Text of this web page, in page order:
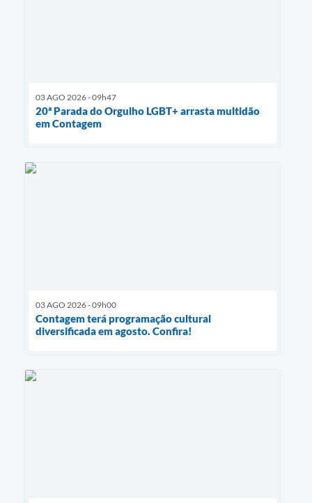
03 AGO 2026 - 09h47
20ª Parada do Orgulho LGBT+ arrasta multidão
em Contagem
03 AGO 2026 - 09h00
Contagem terá programação cultural
diversificada em agosto. Confira!